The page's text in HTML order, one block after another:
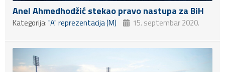
Anel Ahmedhodžić stekao pravo nastupa za BiH
Kategorija:"A" reprezentacija (M) 15. septembar 2020.